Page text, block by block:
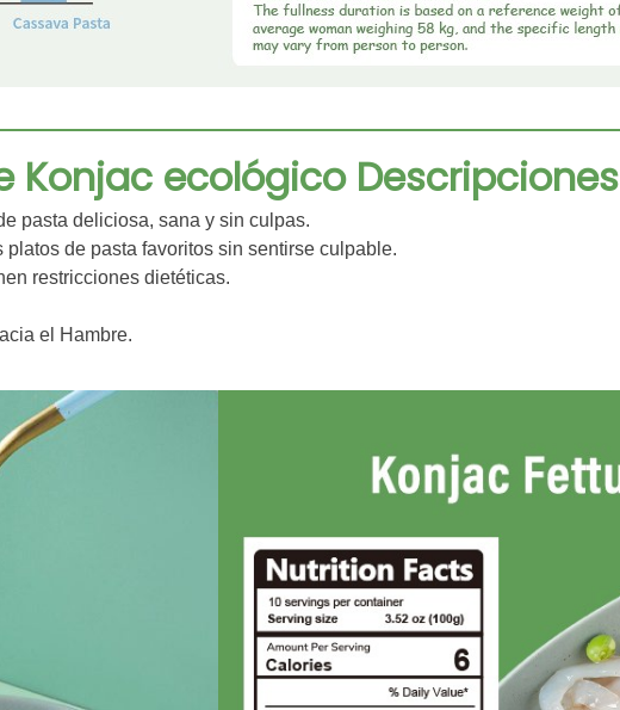
Konjac ecológico Descripciones
pasta deliciosa, sana y sin culpas.
de pasta favoritos sin sentirse culpable.
restricciones dietéticas.
el Hambre.